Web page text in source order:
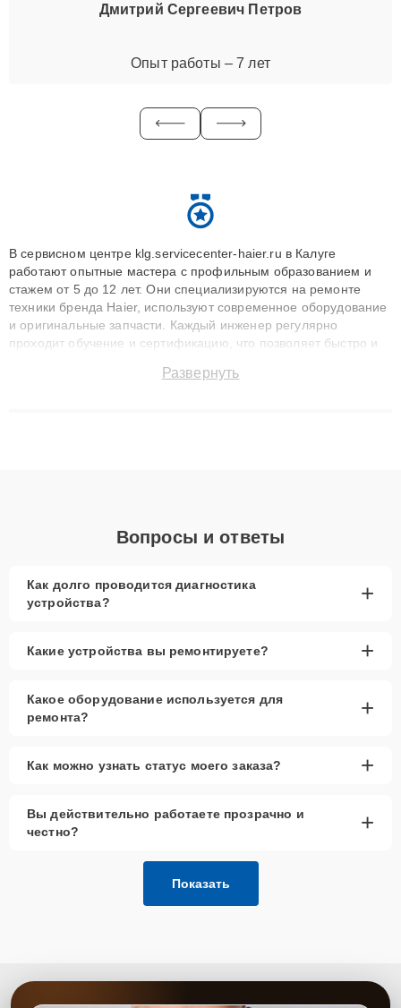
Дмитрий Сергеевич Петров
Опыт работы – 7 лет
В сервисном центре klg.servicecenter-haier.ru в Калуге
работают опытные мастера с профильным образованием и
стажем от 5 до 12 лет. Они специализируются на ремонте
техники бренда Haier, используют современное оборудование
и оригинальные запчасти. Каждый инженер регулярно
проходит обучение и сертификацию, что позволяет быстро и
сохранением гарантии до 3 лет. Наши мастера решают
Развернуть
Вопросы и ответы
Как долго проводится диагностика
устройства?
+
Какие устройства вы ремонтируете? +
Какое оборудование используется для
ремонта?
+
Как можно узнать статус моего заказа? +
Вы действительно работаете прозрачно и
честно?
+
Показать